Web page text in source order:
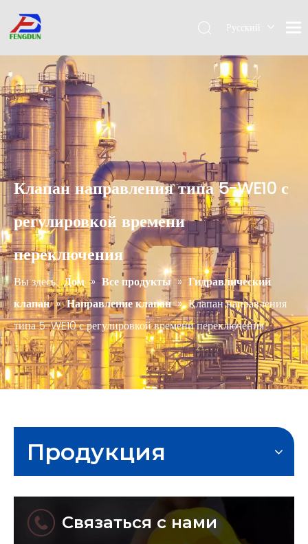
Pусский
简体中
文
Клапан направления типа 5-WE10 с
регулировкой времени
переключения
Вы здесь: Дом » Все продукты » Гидравлический
клапан » Направление клапан » Клапан направления
типа 5-WE10 с регулировкой времени переключения
Продукция
Связаться с нами